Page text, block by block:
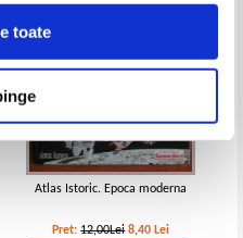
toate
Atlas Istoric. Epoca moderna
Pret:12,00Lei 8,40 Lei